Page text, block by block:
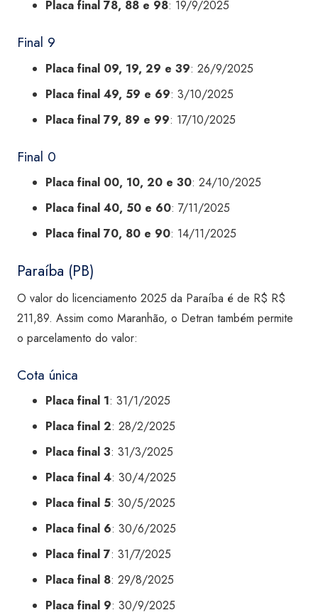
Placa final 78, 88 e 98: 19/9/2025
Final 9
Placa final 09, 19, 29 e 39: 26/9/2025
Placa final 49, 59 e 69: 3/10/2025
Placa final 79, 89 e 99: 17/10/2025
Final 0
Placa final 00, 10, 20 e 30: 24/10/2025
Placa final 40, 50 e 60: 7/11/2025
Placa final 70, 80 e 90: 14/11/2025
Paraíba (PB)
O valor do licenciamento 2025 da Paraíba é de R$ R$
211,89. Assim como Maranhão, o Detran também permite
o parcelamento do valor:
Cota única
Placa final 1: 31/1/2025
Placa final 2: 28/2/2025
Placa final 3: 31/3/2025
Placa final 4: 30/4/2025
Placa final 5: 30/5/2025
Placa final 6: 30/6/2025
Placa final 7: 31/7/2025
Placa final 8: 29/8/2025
Placa final 9: 30/9/2025